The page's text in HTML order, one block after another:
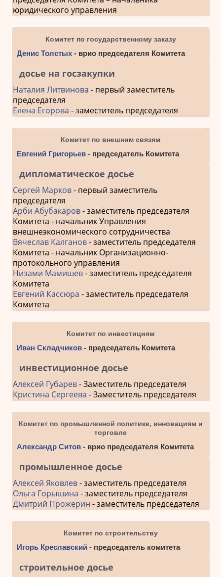
юридического управления
Комитет по государственному заказу
Денис Толстых- врио председателя Комитета
досье на госзакупки
Наталия Литвинова - первый заместитель
председателя
Елена Егорова - заместитель председателя
Комитет по внешним связям
Евгений Григорьев- председатель Комитета
дипломатическое досье
Сергей Марков- первый заместитель
председателя
Арби Абубакаров- заместитель председателя
Комитета - начальник Управления
внешнеэкономического сотрудничества
Вячеслав Калганов- заместитель председателя
Комитета - начальник Организационно-
протокольного управления
Низами Мамишев- заместитель председателя
Комитета
Евгений Кассюра - заместитель председателя
Комитета
Комитет по инвестициям
Иван Складчиков- председатель Комитета
инвестиционное досье
Алексей Губарев- Заместитель председателя
Кристина Сергеева - Заместитель председателя
Комитет по промышленной политике, инновациям и
торговле
Александр Ситов- врио председателя Комитета
промышленное досье
Алексей Яковлев- заместитель председателя
Ольга Горышина - заместитель председателя
Дмитрий Прожерин - заместитель председателя
Комитет по строительству
Игорь Креславский - председатель комитета
строительное досье